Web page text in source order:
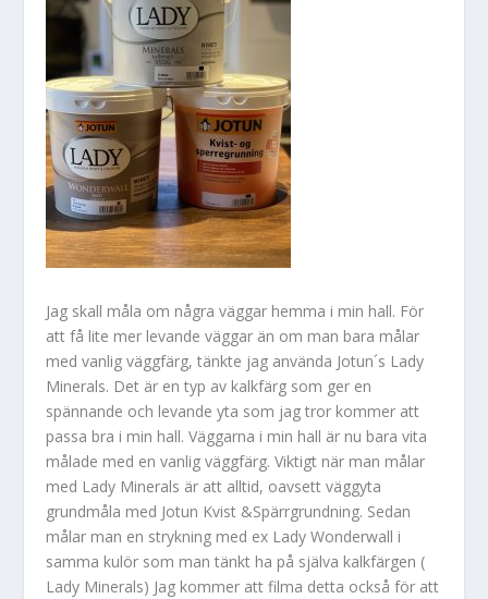
Jag skall måla om några väggar hemma i min hall. För
att få lite mer levande väggar än om man bara målar
med vanlig väggfärg, tänkte jag använda Jotun´s Lady
Minerals. Det är en typ av kalkfärg som ger en
spännande och levande yta som jag tror kommer att
passa bra i min hall. Väggarna i min hall är nu bara vita
målade med en vanlig väggfärg. Viktigt när man målar
med Lady Minerals är att alltid, oavsett väggyta
grundmåla med Jotun Kvist &Spärrgrundning. Sedan
målar man en strykning med ex Lady Wonderwall i
samma kulör som man tänkt ha på själva kalkfärgen (
Lady Minerals) Jag kommer att filma detta också för att